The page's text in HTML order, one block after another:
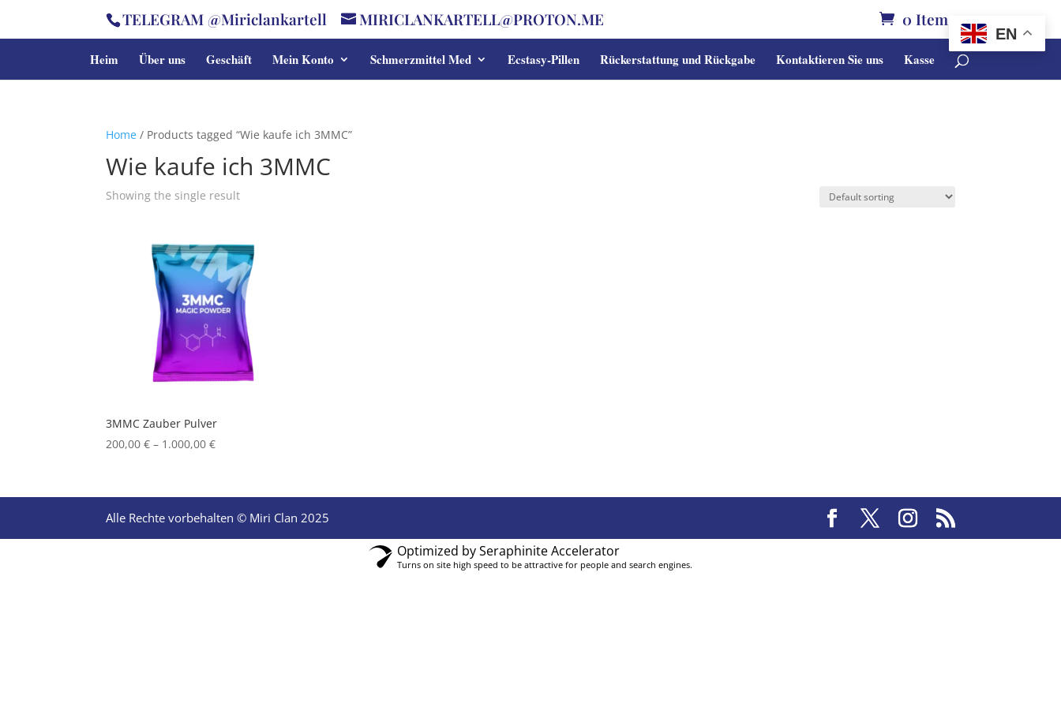
TELEGRAM @Miriclankartell MIRICLANKARTELL@PROTON.ME 0 Items
Heim Über uns Geschäft Mein Konto Schmerzmittel Med Ecstasy-Pillen Rückerstattung und Rückgabe Kontaktieren Sie uns Kasse
Home / Products tagged “Wie kaufe ich 3MMC”
Wie kaufe ich 3MMC
Showing the single result
3MMC Zauber Pulver
200,00€ – 1.000,00€Price
through
1.000,00 €
Alle Rechte vorbehalten © Miri Clan 2025
EN
Optimized by Seraphinite Accelerator
Turns on site high speed to be attractive for people and search engines.